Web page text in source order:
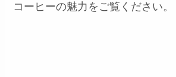
コーヒーの魅力をご覧ください。